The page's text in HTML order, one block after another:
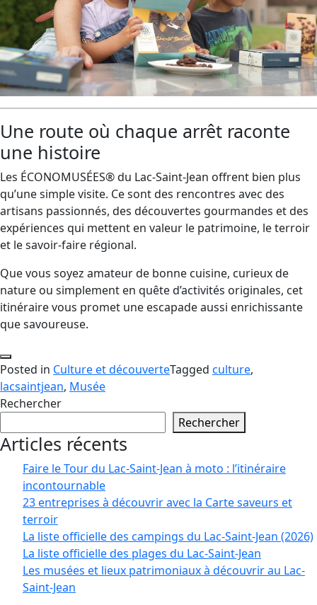
Une route où chaque arrêt raconte
une histoire
Les ÉCONOMUSÉES® du Lac-Saint-Jean offrent bien plus
qu’une simple visite. Ce sont des rencontres avec des
artisans passionnés, des découvertes gourmandes et des
expériences qui mettent en valeur le patrimoine, le terroir
et le savoir-faire régional.
Que vous soyez amateur de bonne cuisine, curieux de
nature ou simplement en quête d’activités originales, cet
itinéraire vous promet une escapade aussi enrichissante
que savoureuse.
Posted in Culture et découverteTagged culture,
lacsaintjean, Musée
Rechercher
Rechercher
Articles récents
Faire le Tour du Lac-Saint-Jean à moto : l’itinéraire
incontournable
23 entreprises à découvrir avec la Carte saveurs et
terroir
La liste officielle des campings du Lac-Saint-Jean (2026)
La liste officielle des plages du Lac-Saint-Jean
Les musées et lieux patrimoniaux à découvrir au Lac-
Saint-Jean